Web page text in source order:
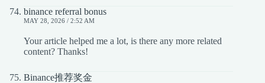
binance referral bonus
MAY 28, 2026 / 2:52 AM
Your article helped me a lot, is there any more related
content? Thanks!
Binance推荐奖金